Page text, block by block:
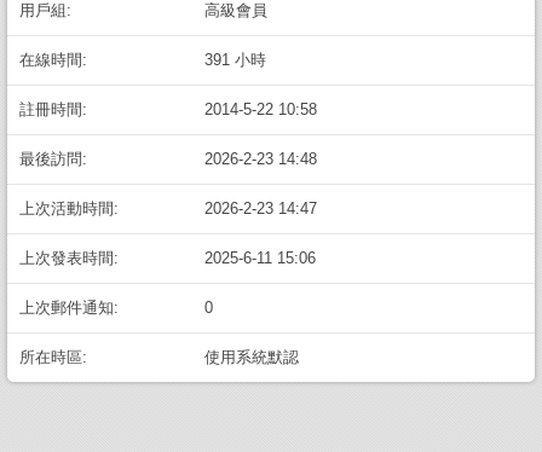
用戶組: 高級會員
在線時間: 391 小時
註冊時間: 2014-5-22 10:58
最後訪問: 2026-2-23 14:48
上次活動時間: 2026-2-23 14:47
上次發表時間: 2025-6-11 15:06
上次郵件通知: 0
所在時區: 使用系統默認